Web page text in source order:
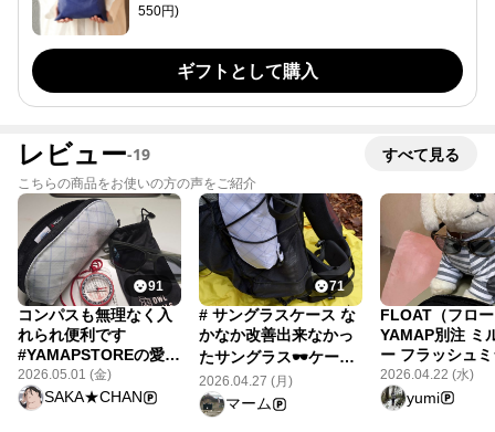
550円)
ギフトとして購入
レビュー-19 すべて見る
こちらの商品をお使いの方の声をご紹介
91
コンパスも無理なく入
れられ便利です
#YAMAPSTOREの愛用
品 サングラスケース
https://store.yamap.com/products/yamap-
sunglasses-case-
2026.05.01 (金)
SAKA★CHAN
71
# サングラスケース な
かなか改善出来なかっ
たサングラス🕶️ケー
ス。 まわり見てますと
他の方々は帽子に掛け
たり、服に裸のままぶ
2026.04.27 (月)
マーム
FLOAT（フロ
YAMAP別注 ミ
ー フラッシュ
ー/UNISEX FLOATは福
井県鯖江市にあ
カー、軽い付け
2026.04.22 (水)
yumi